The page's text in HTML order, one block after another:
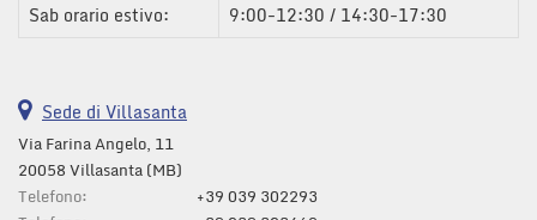
Sab orario estivo:
9:00-12:30 / 14:30-17:30
Sede di Villasanta
Via Farina Angelo, 11
20058 Villasanta (MB)
Telefono:
+39 039 302293